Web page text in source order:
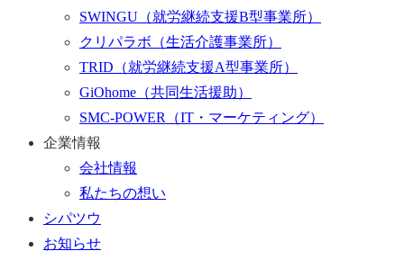
SWINGU （就労継続支援B型事業所）
クリパラボ （生活介護事業所）
TRID （就労継続支援A型事業所）
GiOhome （共同生活援助）
SMC-POWER
（IT・マーケティング）
企業情報
会社情報
私たちの想い
シパツウ
お知らせ